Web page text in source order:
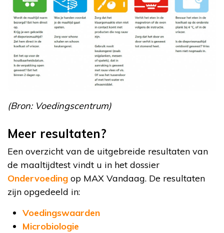
(Bron: Voedingscentrum)
Meer resultaten?
Een overzicht van de uitgebreide resultaten van
de maaltijdtest vindt u in het dossier
Ondervoeding op MAX Vandaag. De resultaten
zijn opgedeeld in:
Voedingswaarden
Microbiologie